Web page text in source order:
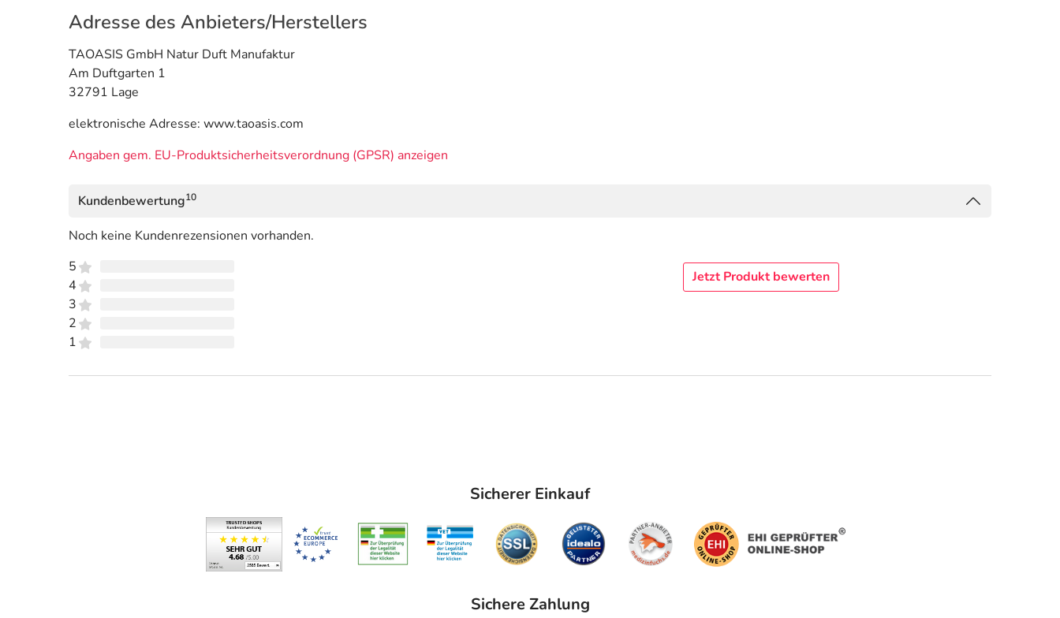
Adresse des Anbieters/Herstellers
TAOASIS GmbH Natur Duft Manufaktur
Am Duftgarten 1
32791 Lage
elektronische Adresse: www.taoasis.com
Angaben gem. EU-Produktsicherheitsverordnung (GPSR) anzeigen
Kundenbewertung10
Noch keine Kundenrezensionen vorhanden.
5
4
3
2
1
Jetzt Produkt bewerten
Sicherer Einkauf
Sichere Zahlung